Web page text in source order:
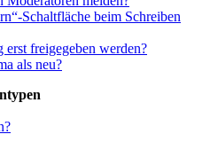
Schaltfläche beim Schreiben
erst freigegeben werden?
als neu?